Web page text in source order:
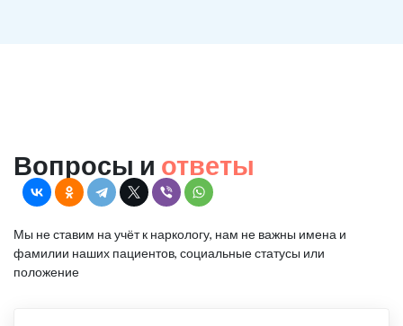
Вопросы и ответы
Мы не ставим на учёт к наркологу, нам не важны имена и
фамилии наших пациентов, социальные статусы или
положение